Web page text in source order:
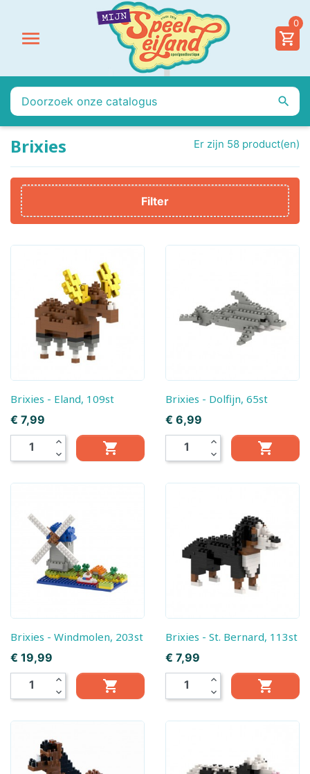

0

Brixies Er zijn 58 product(en)
Filter
Brixies - Eland, 109st
Prijs
€ 7,99
expand_less
expand_more

Brixies - Dolfijn, 65st
Prijs
€ 6,99
expand_less
expand_more

Brixies - Windmolen, 203st
Prijs
€ 19,99
expand_less
expand_more

Brixies - St. Bernard, 113st
Prijs
€ 7,99
expand_less
expand_more
